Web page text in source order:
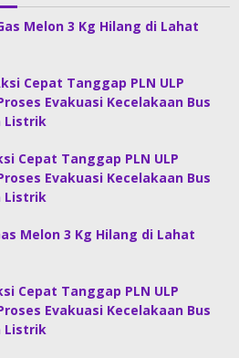
Melon 3 Kg Hilang di Lahat
Cepat Tanggap PLN ULP
Evakuasi Kecelakaan Bus
Listrik
Cepat Tanggap PLN ULP
Evakuasi Kecelakaan Bus
Listrik
Melon 3 Kg Hilang di Lahat
Cepat Tanggap PLN ULP
Evakuasi Kecelakaan Bus
Listrik